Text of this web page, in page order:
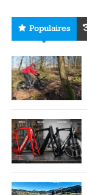
Populaires